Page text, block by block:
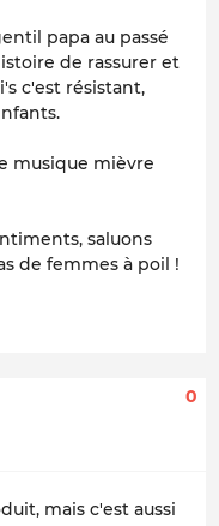
papa au passé
de rassurer et
c'est résistant,
musique mièvre
saluons
de femmes à poil !
0
mais c'est aussi